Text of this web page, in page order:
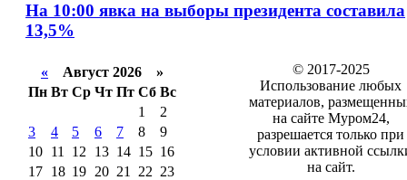
На 10:00 явка на выборы президента составила
13,5%
« Август 2026 »
Пн Вт Ср Чт Пт Сб Вс
1
2
3
4 5 6 7 8
9
10 11 12 13 14 15 16
17 18 19 20 21 22 23
© 2017-2025
Использование любых
материалов,
на сайте Муром24,
разрешается только при
условии активной
на сайт.